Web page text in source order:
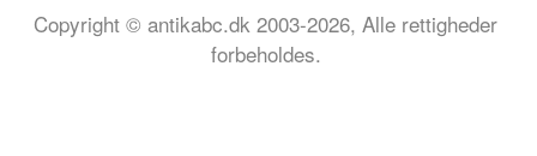
Copyright © antikabc.dk 2003-2026, Alle rettigheder
forbeholdes.